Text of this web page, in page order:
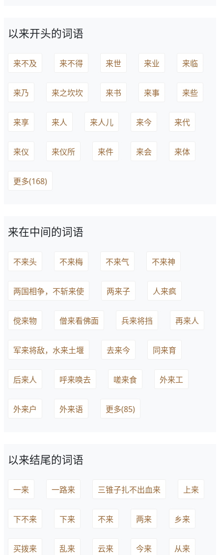
以来开头的词语
来不及 来不得 来世 来业 来临
来乃 来之坎坎 来书 来事 来些
来享 来人 来人儿 来今 来代
来仪 来仪所 来件 来会 来体
更多(168)
来在中间的词语
不来头 不来梅 不来气 不来神
两国相争，不斩来使 两来子 人来疯
傥来物 僧来看佛面 兵来将挡 再来人
军来将敌，水来土堰 去来今 同来育
后来人 呼来唤去 嗟来食 外来工
外来户 外来语 更多(85)
以来结尾的词语
一来 一路来 三锥子扎不出血来 上来
下不来 下来 不来 两来 乡来
买拨来 乱来 云来 今来 从来